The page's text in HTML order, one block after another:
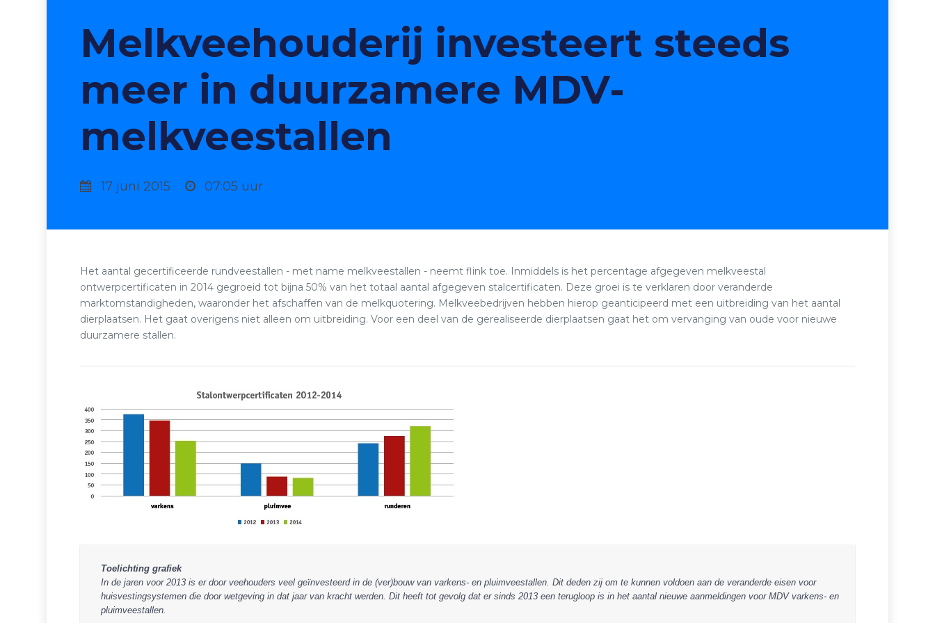
Melkveehouderij investeert steeds
meer in duurzamere MDV-
melkveestallen
17 juni 2015 07:05 uur
Het aantal gecertificeerde rundveestallen - met name melkveestallen - neemt flink toe. Inmiddels is het percentage afgegeven melkveestal
ontwerpcertificaten in 2014 gegroeid tot bijna 50% van het totaal aantal afgegeven stalcertificaten. Deze groei is te verklaren door veranderde
marktomstandigheden, waaronder het afschaffen van de melkquotering. Melkveebedrijven hebben hierop geanticipeerd met een uitbreiding van het aantal
dierplaatsen. Het gaat overigens niet alleen om uitbreiding. Voor een deel van de gerealiseerde dierplaatsen gaat het om vervanging van oude voor nieuwe
duurzamere stallen.
Toelichting grafiek
In de jaren voor 2013 is er door veehouders veel geïnvesteerd in de (ver)bouw van varkens- en pluimveestallen. Dit deden zij om te kunnen voldoen aan de veranderde eisen voor
huisvestingsystemen die door wetgeving in dat jaar van kracht werden. Dit heeft tot gevolg dat er sinds 2013 een terugloop is in het aantal nieuwe aanmeldingen voor MDV varkens- en
pluimveestallen.